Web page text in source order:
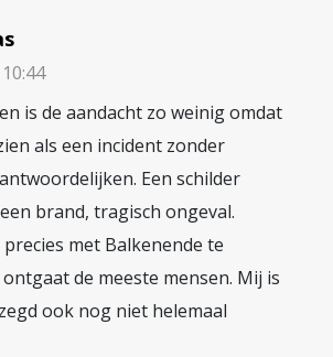
is de aandacht zo weinig omdat
als een incident zonder
Een schilder
brand, tragisch ongeval.
met Balkenende te
de meeste mensen. Mij is
ook nog niet helemaal